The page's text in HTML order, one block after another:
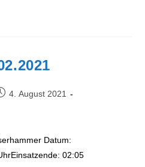
4. August 2021
Datum:
02:05